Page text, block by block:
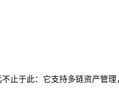
止于此：它支持多链资产管理